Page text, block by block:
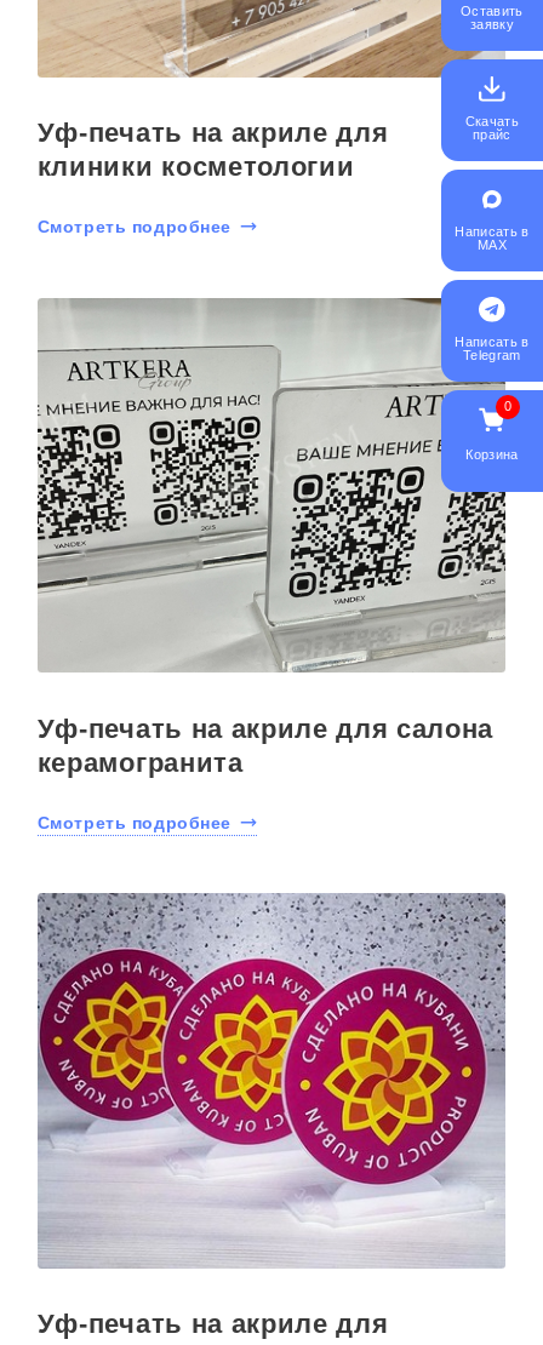
Уф-печать на акриле для
клиники косметологии
Смотреть подробнее
Уф-печать на акриле для салона
керамогранита
Смотреть подробнее
Уф-печать на акриле для
Оставить
заявку
Скачать
прайс
Написать в
MAX
Написать в
Telegram
0
Корзина